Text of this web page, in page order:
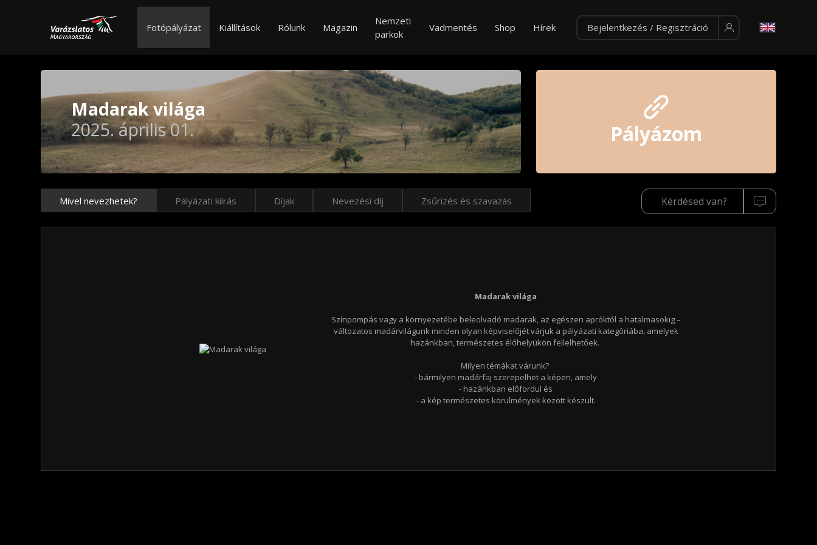
Fotópályázat Kiállítások Rólunk Magazin
Nemzeti
parkok
Vadmentés Shop Hírek Bejelentkezés / Regisztráció
Madarak világa
2025. április 01.
Pályázom
Mivel nevezhetek? Pályázati kiírás Díjak Nevezési díj Zsűrizés és szavazás Kérdésed van?
Madarak világa
Színpompás vagy a környezetébe beleolvadó madarak, az egészen apróktól a hatalmasokig –
változatos madárvilágunk minden olyan képviselőjét várjuk a pályázati kategóriába, amelyek
hazánkban, természetes élőhelyükön fellelhetőek.
Milyen témákat várunk?
- bármilyen madárfaj szerepelhet a képen, amely
- hazánkban előfordul és
- a kép természetes körülmények között készült.